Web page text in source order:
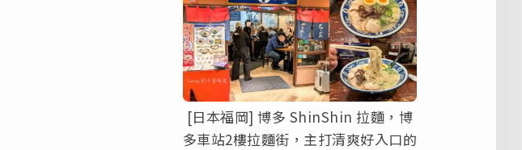
[日本福岡] 博多 ShinShin 拉麵，博
多車站2樓拉麵街，主打清爽好入口的